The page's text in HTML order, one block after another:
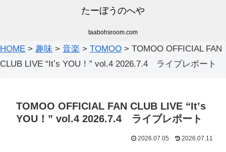
たーぼうのへや
taabohsroom.com
HOME > 趣味 > 音楽 > TOMOO > TOMOO OFFICIAL FAN
CLUB LIVE “Itʼs YOU！” vol.4 2026.7.4 ライブレポート
TOMOO OFFICIAL FAN CLUB LIVE “Itʼs
YOU！” vol.4 2026.7.4 ライブレポート
2026.07.05 2026.07.11